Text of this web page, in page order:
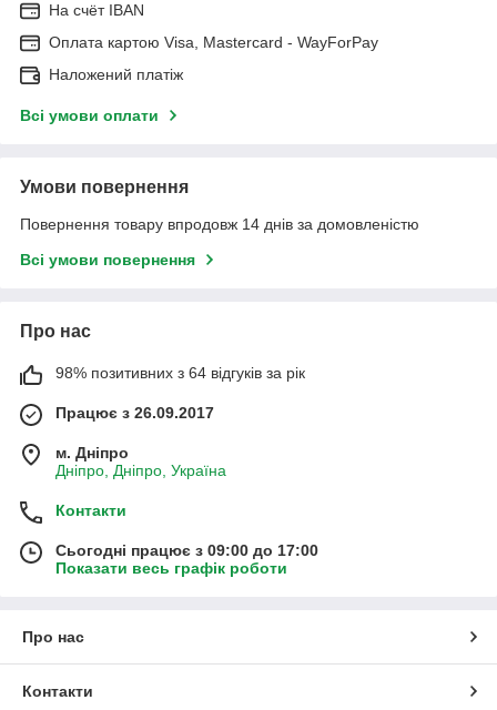
На cчёт IBAN
Оплата картою Visa, Mastercard - WayForPay
Наложений платіж
Всі умови оплати
Умови повернення
Повернення товару впродовж 14 днів за домовленістю
Всі умови повернення
Про нас
98% позитивних з 64 відгуків за рік
Працює з 26.09.2017
м. Дніпро
Дніпро, Дніпро, Україна
Контакти
Сьогодні працює з 09:00 до 17:00
Показати весь графік роботи
Про нас
Контакти